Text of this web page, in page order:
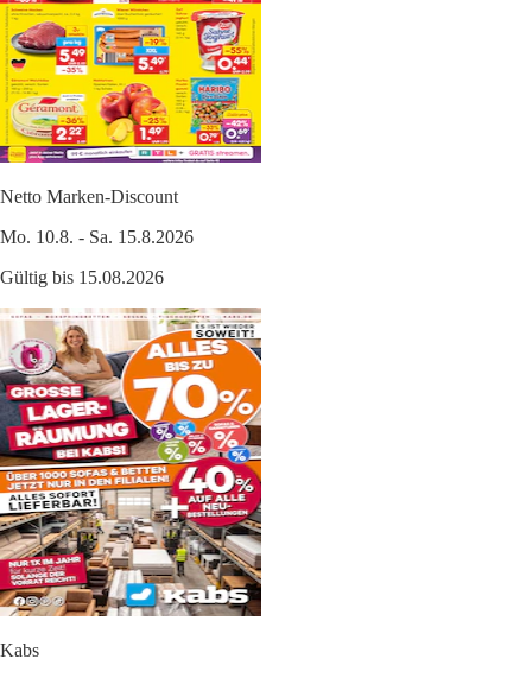
Netto Marken-Discount
Mo. 10.8. - Sa. 15.8.2026
Gültig bis 15.08.2026
Kabs